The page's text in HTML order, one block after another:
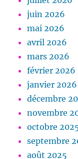
juin 2026
mai 2026
avril 2026
mars 2026
février 2026
janvier 2026
décembre
novembre
octobre
septembre
août 2025